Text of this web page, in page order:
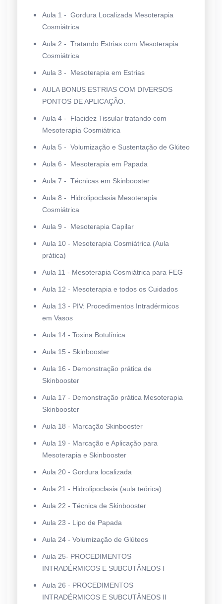
Aula 1 - Gordura Localizada Mesoterapia
Cosmiátrica
Aula 2 - Tratando Estrias com Mesoterapia
Cosmiátrica
Aula 3 - Mesoterapia em Estrias
AULA BONUS ESTRIAS COM DIVERSOS
PONTOS DE APLICAÇÃO.
Aula 4 - Flacidez Tissular tratando com
Mesoterapia Cosmiátrica
Aula 5 - Volumização e Sustentação de Glúteo
Aula 6 - Mesoterapia em Papada
Aula 7 - Técnicas em Skinbooster
Aula 8 - Hidrolipoclasia Mesoterapia
Cosmiátrica
Aula 9 - Mesoterapia Capilar
Aula 10 - Mesoterapia Cosmiátrica (Aula
prática)
Aula 11 - Mesoterapia Cosmiátrica para FEG
Aula 12 - Mesoterapia e todos os Cuidados
Aula 13 - PIV: Procedimentos Intradérmicos
em Vasos
Aula 14 - Toxina Botulínica
Aula 15 - Skinbooster
Aula 16 - Demonstração prática de
Skinbooster
Aula 17 - Demonstração prática Mesoterapia
Skinbooster
Aula 18 - Marcação Skinbooster
Aula 19 - Marcação e Aplicação para
Mesoterapia e Skinbooster
Aula 20 - Gordura localizada
Aula 21 - Hidrolipoclasia (aula teórica)
Aula 22 - Técnica de Skinbooster
Aula 23 - Lipo de Papada
Aula 24 - Volumização de Glúteos
Aula 25- PROCEDIMENTOS
INTRADÉRMICOS E SUBCUTÂNEOS I
Aula 26 - PROCEDIMENTOS
INTRADÉRMICOS E SUBCUTÂNEOS II